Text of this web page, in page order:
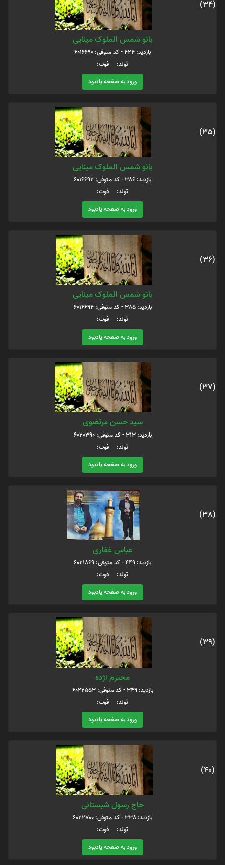
(34)
بانو شمس الملوک مینایی
بازدید: 424 - کد متوفی: 6016690
تولد: فوت:
ورود به صفحه یادبود
(35)
بانو شمس الملوک مینایی
بازدید: 386 - کد متوفی: 6016692
تولد: فوت:
ورود به صفحه یادبود
(36)
بانو شمس الملوک مینایی
بازدید: 385 - کد متوفی: 6016694
تولد: فوت:
ورود به صفحه یادبود
(37)
سید حسن مرتضوی
بازدید: 313 - کد متوفی: 6020390
تولد: فوت:
ورود به صفحه یادبود
(38)
عباس غفاری
بازدید: 449 - کد متوفی: 6021869
تولد: فوت:
ورود به صفحه یادبود
(39)
محترم آژده
بازدید: 349 - کد متوفی: 6022553
تولد: فوت:
ورود به صفحه یادبود
(40)
حاج رسول شبستانی
بازدید: 338 - کد متوفی: 6022700
تولد: فوت:
ورود به صفحه یادبود